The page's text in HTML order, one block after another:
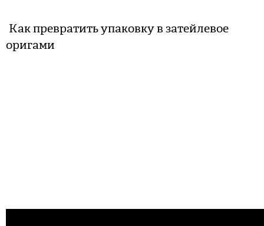
Как превратить упаковку в затейлевое
оригами